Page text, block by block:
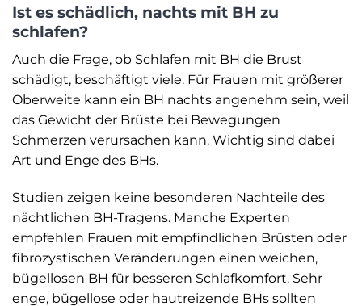
Ist es schädlich, nachts mit BH zu
schlafen?
Auch die Frage, ob Schlafen mit BH die Brust
schädigt, beschäftigt viele. Für Frauen mit größerer
Oberweite kann ein BH nachts angenehm sein, weil
das Gewicht der Brüste bei Bewegungen
Schmerzen verursachen kann. Wichtig sind dabei
Art und Enge des BHs.
Studien zeigen keine besonderen Nachteile des
nächtlichen BH-Tragens. Manche Experten
empfehlen Frauen mit empfindlichen Brüsten oder
fibrozystischen Veränderungen einen weichen,
bügellosen BH für besseren Schlafkomfort. Sehr
enge, bügellose oder hautreizende BHs sollten